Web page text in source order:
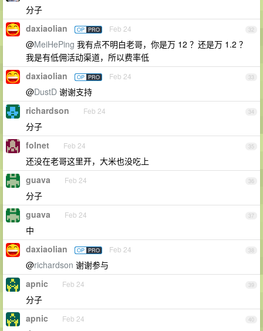
分子
32
daxiaolian OP PRO Feb 24
@MeiHePing 我有点不明白老哥，你是万 12 ？还是万 1.2 ？
我是有低佣活动渠道，所以费率低
33
daxiaolian OP PRO Feb 24
@DustD 谢谢支持
34
richardson Feb 24
分子
35
folnet Feb 24
还没在老哥这里开，大米也没吃上
36
guava Feb 24
分子
37
guava Feb 24
中
38
daxiaolian OP PRO Feb 24
@richardson 谢谢参与
39
apnic Feb 24
分子
40
apnic Feb 24